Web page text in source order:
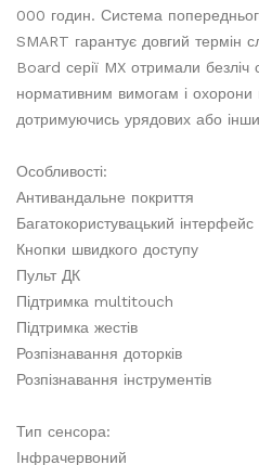
000 годин. Система
SMART гарантує довгий термін
Board серії MX отримали безліч
нормативним вимогам і
дотримуючись урядових або
Особливості:
Антивандальне покриття
Багатокористувацький інтерфейс
Кнопки швидкого доступу
Пульт ДК
Підтримка multitouch
Підтримка жестів
Розпізнавання доторків
Розпізнавання інструментів
Тип сенсора:
Інфрачервоний